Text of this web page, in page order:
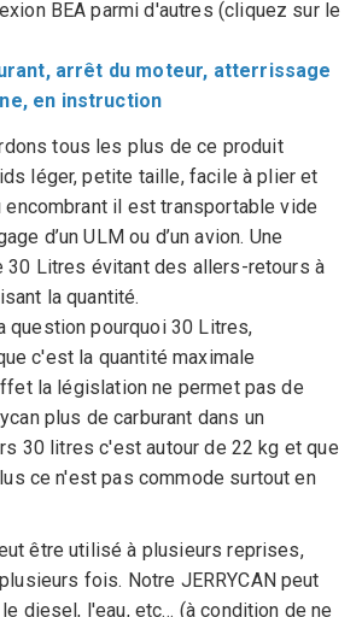
BEA parmi d'autres (cliquez sur le
arrêt du moteur, atterrissage
en instruction
tous les plus de ce produit
léger, petite taille, facile à plier et
encombrant il est transportable vide
d’un ULM ou d’un avion. Une
30 Litres évitant des allers-retours à
la quantité.
question pourquoi 30 Litres,
c'est la quantité maximale
la législation ne permet pas de
plus de carburant dans un
30 litres c'est autour de 22 kg et que
ce n'est pas commode surtout en
être utilisé à plusieurs reprises,
fois. Notre JERRYCAN peut
diesel, l'eau, etc… (à condition de ne